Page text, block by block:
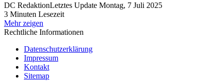
DC RedaktionLetztes Update Montag, 7 Juli 2025
3 Minuten Lesezeit
Mehr zeigen
Rechtliche Informationen
Datenschutzerklärung
Impressum
Kontakt
Sitemap